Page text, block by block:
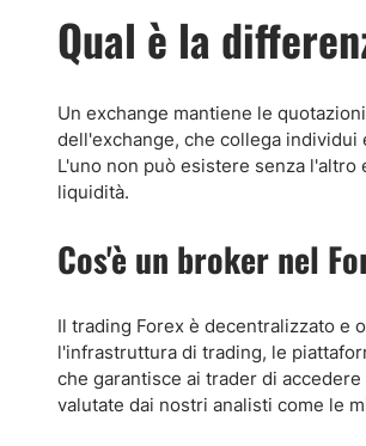
Qual è la
Un exchange mantiene le
dell'exchange, che collega
L'uno non può esistere senza
liquidità.
Cos'è un broker nel
Il trading Forex è decentralizzato e
l'infrastruttura di trading, le
che garantisce ai trader di
valutate dai nostri analisti come le